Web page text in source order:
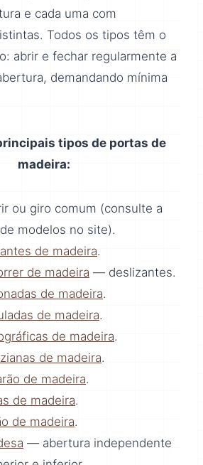
e cada uma com
Todos os tipos têm o
abrir e fechar regularmente a
demandando mínima
tipos de portas de
madeira:
ou giro comum (consulte a
modelos no site).
de madeira.
de madeira — deslizantes.
de madeira.
de madeira.
de madeira.
de madeira.
de madeira.
de madeira.
de madeira.
— abertura independente